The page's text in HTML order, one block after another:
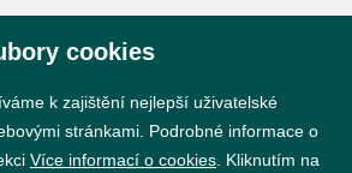
Nastavení cookies
cookies
k zajištění nejlepší uživatelské
stránkami. Podrobné informace o
Více informací o cookies . Kliknutím na